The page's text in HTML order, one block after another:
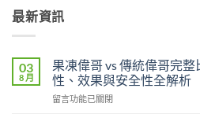
最新資訊
03
8 月
果凍偉哥 vs 傳統偉哥完
性、效果與安全性全解析
在
留言功能已關閉